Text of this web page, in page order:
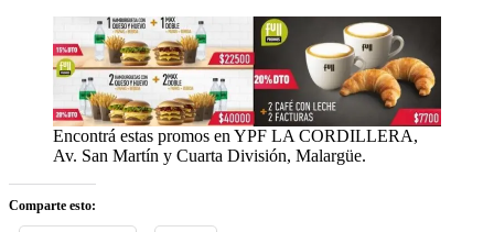
Encontrá estas promos en YPF LA CORDILLERA,
Av. San Martín y Cuarta División, Malargüe.
Comparte esto: